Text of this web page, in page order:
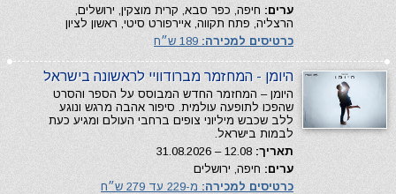
ערים: חיפה, כפר סבא, קרית מוצקין, ירושלים,
הרצליה, פתח תקווה, איירפורט סיטי, ראשון לציון
כרטיסים למכירה:
היומן - המחזמר מברודוויי לראשונה בישראל
היומן – המחזמר החדש המבוסס על הספר והסרט
שהפכו לתופעה עולמית. סיפור אהבה מרגש ונוגע
ללב שכבש מיליוני צופים ברחבי העולם ומגיע כעת
לבמות בישראל.
תאריך:
ערים: חיפה, ירושלים
כרטיסים למכירה: מ-229 עד 279 ש״ח